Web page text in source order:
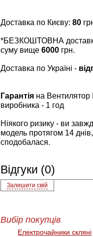
Доставка по Києву: 80
*БЕЗКОШТОВНА
суму вище 6000 грн.
Доставка по Україні -
Гарантія на
виробника - 1 год
Ніякого ризику - ви
модель протягом 14
сподобалася.
Відгуки (0)
Залишити свій
Вибір покупців
Електрочайники скляні